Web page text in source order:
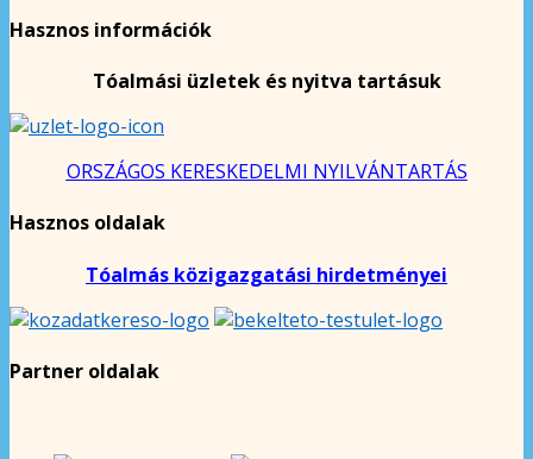
Hasznos információk
Tóalmási üzletek és nyitva tartásuk
ORSZÁGOS KERESKEDELMI NYILVÁNTARTÁS
Hasznos oldalak
Tóalmás közigazgatási hirdetményei
Partner oldalak